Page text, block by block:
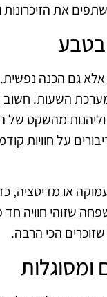
את הזיכרונות
בטבע
גם הכנה נפשית.
השעות.
מהשקט של
על חוויות
או מדיטציה,
שזוהי חוויה
הכי הרבה.
ומסוגלות